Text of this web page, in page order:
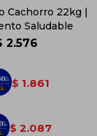
Cachorro 22kg |
Saludable
2.576
$ 1.861
$ 2.087